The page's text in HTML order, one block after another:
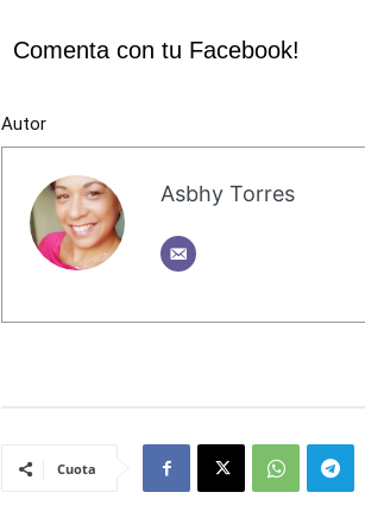
Comenta con tu Facebook!
Autor
Asbhy Torres
Cuota